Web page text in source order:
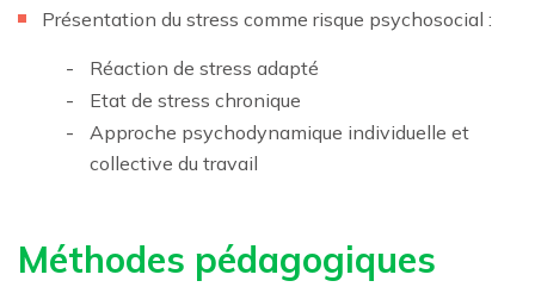
Présentation du stress comme risque psychosocial :
Réaction de stress adapté
Etat de stress chronique
Approche psychodynamique individuelle et
collective du travail
Méthodes pédagogiques